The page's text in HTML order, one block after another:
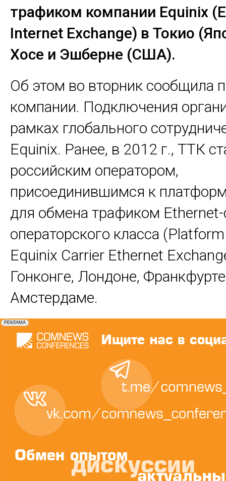
трафиком компании Equinix
Internet Exchange) в Токио
Хосе и Эшберне (США).
Об этом во вторник сообщила
компании. Подключения
рамках глобального
Equinix. Ранее, в 2012 г., ТТК
российским оператором,
присоединившимся к
для обмена трафиком Еthernet-
операторского класса
Equinix Carrier Ethernet
Гонконге, Лондоне,
Амстердаме.